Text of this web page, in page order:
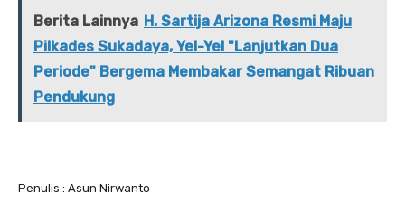
Berita Lainnya H. Sartija Arizona Resmi Maju
Pilkades Sukadaya, Yel-Yel "Lanjutkan Dua
Periode" Bergema Membakar Semangat Ribuan
Pendukung
Penulis : Asun Nirwanto